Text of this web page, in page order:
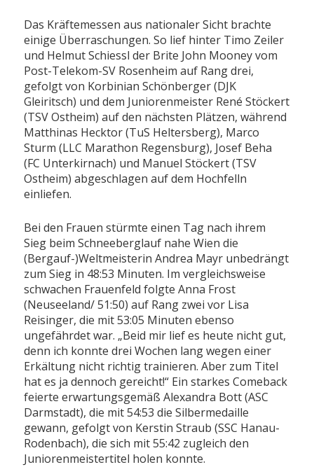
Das Kräftemessen aus nationaler Sicht brachte
einige Überraschungen. So lief hinter Timo Zeiler
und Helmut Schiessl der Brite John Mooney vom
Post-Telekom-SV Rosenheim auf Rang drei,
gefolgt von Korbinian Schönberger (DJK
Gleiritsch) und dem Juniorenmeister René Stöckert
(TSV Ostheim) auf den nächsten Plätzen, während
Matthinas Hecktor (TuS Heltersberg), Marco
Sturm (LLC Marathon Regensburg), Josef Beha
(FC Unterkirnach) und Manuel Stöckert (TSV
Ostheim) abgeschlagen auf dem Hochfelln
einliefen.
Bei den Frauen stürmte einen Tag nach ihrem
Sieg beim Schneeberglauf nahe Wien die
(Bergauf-)Weltmeisterin Andrea Mayr unbedrängt
zum Sieg in 48:53 Minuten. Im vergleichsweise
schwachen Frauenfeld folgte Anna Frost
(Neuseeland/ 51:50) auf Rang zwei vor Lisa
Reisinger, die mit 53:05 Minuten ebenso
ungefährdet war. „Beid mir lief es heute nicht gut,
denn ich konnte drei Wochen lang wegen einer
Erkältung nicht richtig trainieren. Aber zum Titel
hat es ja dennoch gereicht!“ Ein starkes Comeback
feierte erwartungsgemäß Alexandra Bott (ASC
Darmstadt), die mit 54:53 die Silbermedaille
gewann, gefolgt von Kerstin Straub (SSC Hanau-
Rodenbach), die sich mit 55:42 zugleich den
Juniorenmeistertitel holen konnte.